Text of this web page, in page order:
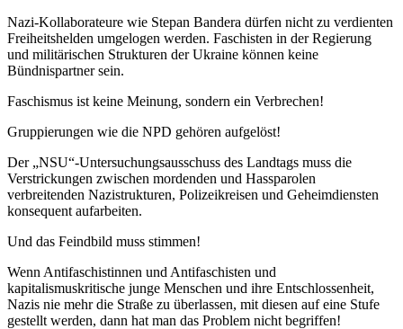
Nazi-Kollaborateure wie Stepan Bandera dürfen nicht zu verdienten
Freiheitshelden umgelogen werden. Faschisten in der Regierung
und militärischen Strukturen der Ukraine können keine
Bündnispartner sein.
Faschismus ist keine Meinung, sondern ein Verbrechen!
Gruppierungen wie die NPD gehören aufgelöst!
Der „NSU“-Untersuchungsausschuss des Landtags muss die
Verstrickungen zwischen mordenden und Hassparolen
verbreitenden Nazistrukturen, Polizeikreisen und Geheimdiensten
konsequent aufarbeiten.
Und das Feindbild muss stimmen!
Wenn Antifaschistinnen und Antifaschisten und
kapitalismuskritische junge Menschen und ihre Entschlossenheit,
Nazis nie mehr die Straße zu überlassen, mit diesen auf eine Stufe
gestellt werden, dann hat man das Problem nicht begriffen!